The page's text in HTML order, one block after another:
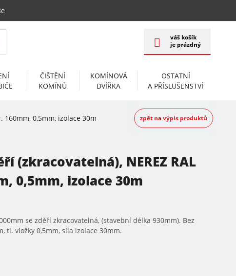
váš košík
je prázdný
ČIŠTĚNÍ
KOMÍNŮ
KOMÍNOVÁ
DVÍŘKA
OSTATNÍ
A PŘÍSLUŠENSTVÍ
160mm, 0,5mm, izolace 30m zpět na výpis produktů
(zkracovatelná), NEREZ RAL
0,5mm, izolace 30m
se zděří zkracovatelná, (stavební délka 930mm). Bez
tl. vložky 0,5mm, síla izolace 30mm.